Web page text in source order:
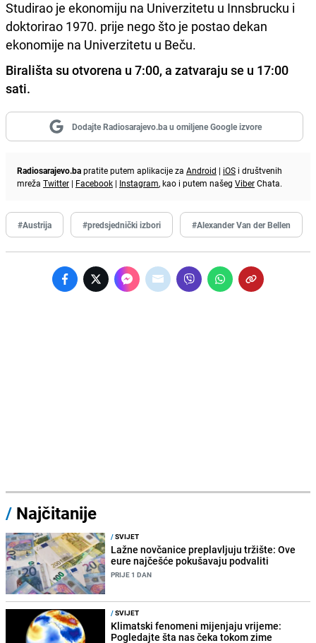
Studirao je ekonomiju na Univerzitetu u Innsbrucku i
doktorirao 1970. prije nego što je postao dekan
ekonomije na Univerzitetu u Beču.
Birališta su otvorena u 7:00, a zatvaraju se u 17:00
sati.
Dodajte Radiosarajevo.ba u omiljene Google izvore
Radiosarajevo.bapratite putem aplikacije za Android | iOS i društvenih
mreža Twitter | Facebook | Instagram, kao i putem našeg ViberChata.
#Austrija #predsjednički izbori #Alexander Van der Bellen
/ Najčitanije
/SVIJET
Lažne novčanice preplavljuju tržište: Ove
eure najčešće pokušavaju podvaliti
PRIJE 1 DAN
/SVIJET
Klimatski fenomeni mijenjaju vrijeme:
Pogledajte šta nas čeka tokom zime